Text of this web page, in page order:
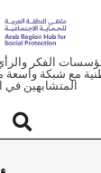
الفكر والرأي
مع شبكة
المتشابهين في